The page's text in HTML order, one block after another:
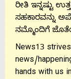
Contact
Us
ರೀತಿ ಇನ್ನಷ್ಟು
ಸಹಕಾರವನ್ನು
ನಮ್ಮೊಂದಿಗೆ
News13
news/
hands with us